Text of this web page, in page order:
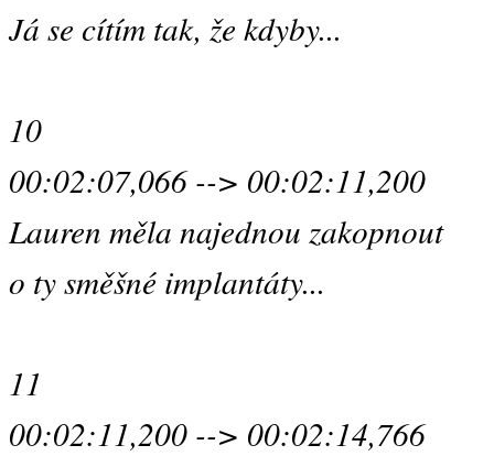
Já se cítím tak, že kdyby...
10
00:02:07,066 --> 00:02:11,200
Lauren měla najednou zakopnout
o ty směšné implantáty...
11
00:02:11,200 --> 00:02:14,766